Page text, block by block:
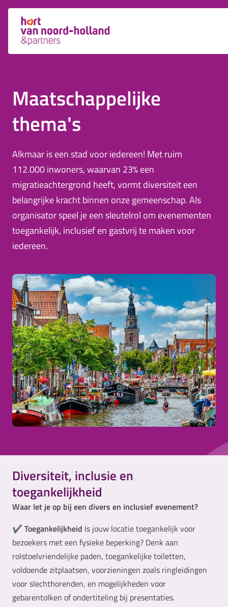
Maatschappelijke
thema's
Alkmaar is een stad voor iedereen! Met ruim
112.000 inwoners, waarvan 23% een
migratieachtergrond heeft, vormt diversiteit een
belangrijke kracht binnen onze gemeenschap. Als
organisator speel je een sleutelrol om evenementen
toegankelijk, inclusief en gastvrij te maken voor
iedereen.
Diversiteit, inclusie en
toegankelijkheid
Waar let je op bij een divers en inclusief evenement?
✔ Toegankelijkheid Is jouw locatie toegankelijk voor
bezoekers met een fysieke beperking? Denk aan
rolstoelvriendelijke paden, toegankelijke toiletten,
voldoende zitplaatsen, voorzieningen zoals ringleidingen
voor slechthorenden, en mogelijkheden voor
gebarentolken of ondertiteling bij presentaties.